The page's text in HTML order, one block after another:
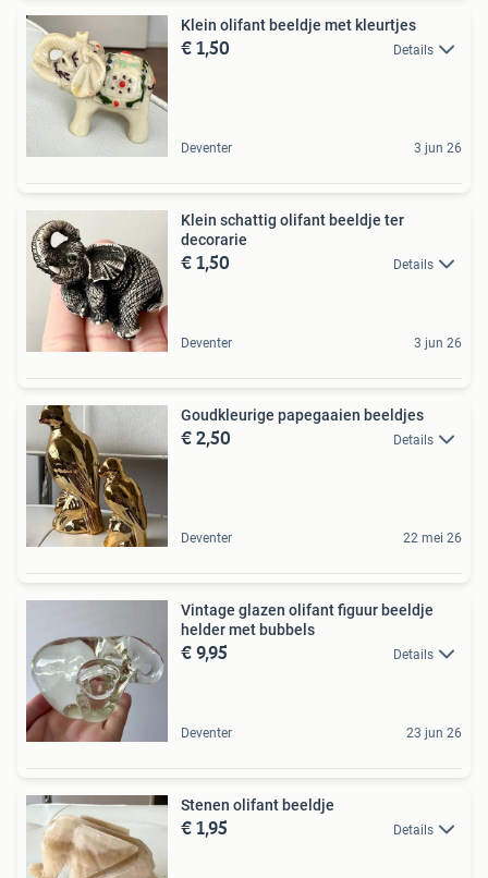
Klein olifant beeldje met kleurtjes
€ 1,50 Details
Deventer 3 jun 26
Klein schattig olifant beeldje ter
decorarie
€ 1,50 Details
Deventer 3 jun 26
Goudkleurige papegaaien beeldjes
€ 2,50 Details
Deventer 22 mei 26
Vintage glazen olifant figuur beeldje
helder met bubbels
€ 9,95 Details
Deventer 23 jun 26
Stenen olifant beeldje
€ 1,95 Details